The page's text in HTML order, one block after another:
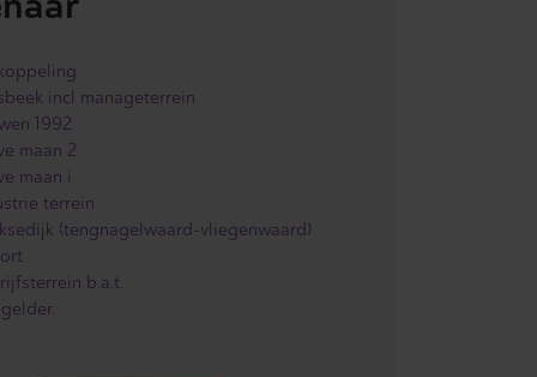
incl manageterrein
1992
maan 2
maan i
terrein
(tengnagelwaard-vliegenwaard)
b.a.t.